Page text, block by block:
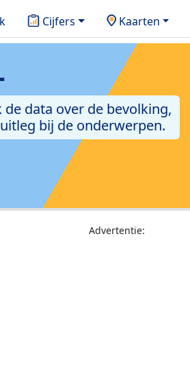
Cijfers Kaarten
data over de bevolking,
bij de onderwerpen.
Advertentie: